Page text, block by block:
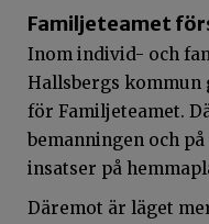
Familjeteamet
Inom individ- och
Hallsbergs kommun
för Familjeteamet.
bemanningen och
insatser på
Däremot är läget